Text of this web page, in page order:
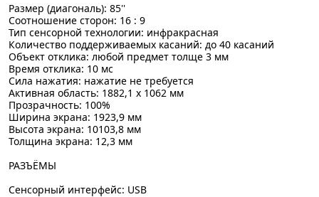
Размер (диагональ): 85''
Соотношение сторон: 16 : 9
Тип сенсорной технологии: инфракрасная
Количество поддерживаемых касаний: до 40 касаний
Объект отклика: любой предмет толще 3 мм
Время отклика: 10 мс
Сила нажатия: нажатие не требуется
Активная область: 1882,1 x 1062 мм
Прозрачность: 100%
Ширина экрана: 1923,9 мм
Высота экрана: 10103,8 мм
Толщина экрана: 12,3 мм
РАЗЪЁМЫ
Сенсорный интерфейс: USB